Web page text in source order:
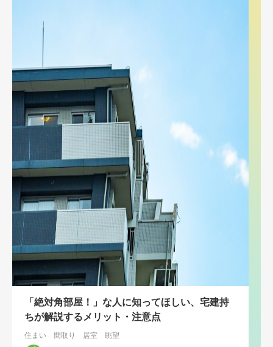
「絶対角部屋！」な人に知ってほしい、宅建持
ちが解説するメリット・注意点
住まい 間取り 居室 眺望